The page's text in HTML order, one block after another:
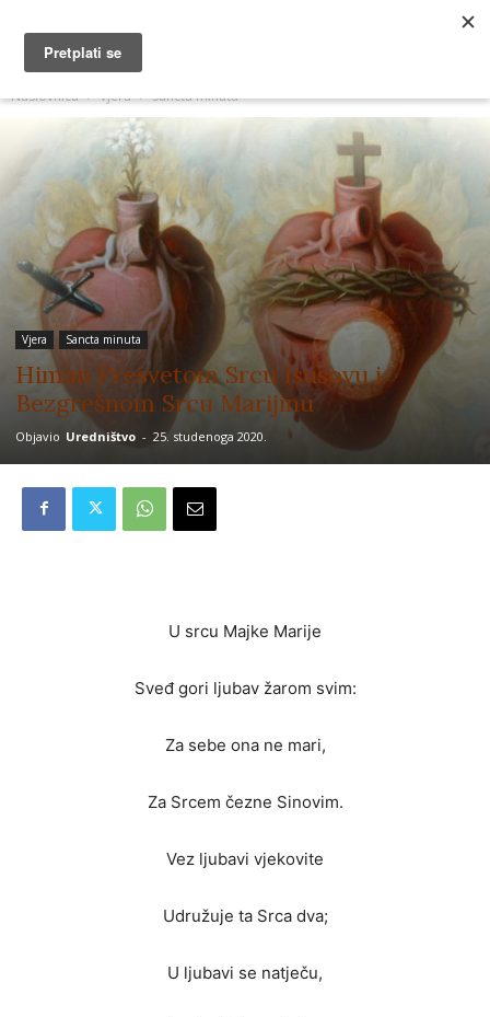
MUŽEVNI BUDITE
Naslovnica Vjera Sancta minuta
Vjera Sancta minuta
Himan Presvetom Srcu Isusovu i
Bezgrešnom Srcu Marijinu
Objavio Uredništvo - 25. studenoga 2020.
U srcu Majke Marije
Sveđ gori ljubav žarom svim:
Za sebe ona ne mari,
Za Srcem čezne Sinovim.
Vez ljubavi vjekovite
Udružuje ta Srca dva;
U ljubavi se natječu,